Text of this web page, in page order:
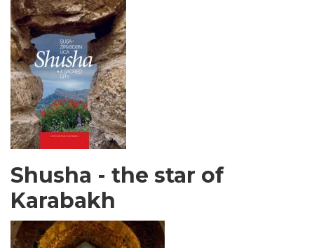
Shusha - the star of
Karabakh